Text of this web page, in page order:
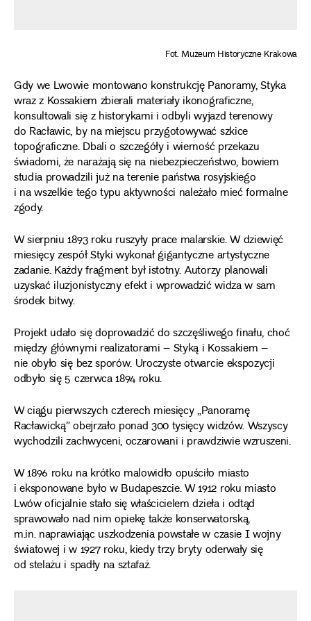
Fot. Muzeum Historyczne Krakowa
Gdy we Lwowie montowano konstrukcję Panoramy, Styka
wraz z Kossakiem zbierali materiały ikonograficzne,
konsultowali się z historykami i odbyli wyjazd terenowy
do Racławic, by na miejscu przygotowywać szkice
topograficzne. Dbali o szczegóły i wierność przekazu
świadomi, że narażają się na niebezpieczeństwo, bowiem
studia prowadzili już na terenie państwa rosyjskiego
i na wszelkie tego typu aktywności należało mieć formalne
zgody.
W sierpniu 1893 roku ruszyły prace malarskie. W dziewięć
miesięcy zespół Styki wykonał gigantyczne artystyczne
zadanie. Każdy fragment był istotny. Autorzy planowali
uzyskać iluzjonistyczny efekt i wprowadzić widza w sam
środek bitwy.
Projekt udało się doprowadzić do szczęśliwego finału, choć
między głównymi realizatorami – Styką i Kossakiem –
nie obyło się bez sporów. Uroczyste otwarcie ekspozycji
odbyło się 5 czerwca 1894 roku.
W ciągu pierwszych czterech miesięcy „Panoramę
Racławicką” obejrzało ponad 300 tysięcy widzów. Wszyscy
wychodzili zachwyceni, oczarowani i prawdziwie wzruszeni.
W 1896 roku na krótko malowidło opuściło miasto
i eksponowane było w Budapeszcie. W 1912 roku miasto
Lwów oficjalnie stało się właścicielem dzieła i odtąd
sprawowało nad nim opiekę także konserwatorską,
m.in. naprawiając uszkodzenia powstałe w czasie I wojny
światowej i w 1927 roku, kiedy trzy bryty oderwały się
od stelażu i spadły na sztafaż.